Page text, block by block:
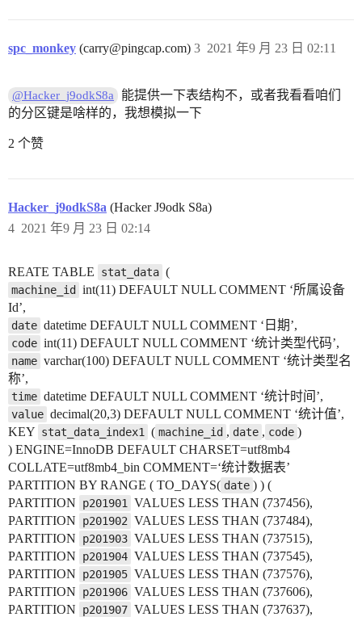
spc_monkey (carry@pingcap.com) 2021 年9 月 23 日 02:11
3
@Hacker_j9odkS8a
能提供一下表结构不，或者我看看咱们
的分区键是啥样的，我想模拟一下
2 个赞
Hacker_j9odkS8a (Hacker J9odk S8a)
2021 年9 月 23 日 02:14
4
REATE TABLE stat_data (
machine_id
int(11) DEFAULT NULL COMMENT ‘所属设备
Id’,
date datetime DEFAULT NULL COMMENT ‘日期’,
code int(11) DEFAULT NULL COMMENT ‘统计类型代码’,
name varchar(100) DEFAULT NULL COMMENT ‘统计类型名
称’,
time datetime DEFAULT NULL COMMENT ‘统计时间’,
value decimal(20,3) DEFAULT NULL COMMENT ‘统计值’,
KEY stat_data_index1 ( machine_id , date , code )
) ENGINE=InnoDB DEFAULT CHARSET=utf8mb4
COLLATE=utf8mb4_bin COMMENT=‘统计数据表’
PARTITION BY RANGE ( TO_DAYS( date ) ) (
PARTITION
p201901
VALUES LESS THAN (737456),
PARTITION
p201902 VALUES LESS THAN (737484),
PARTITION
p201903 VALUES LESS THAN (737515),
PARTITION
p201904 VALUES LESS THAN (737545),
PARTITION
p201905 VALUES LESS THAN (737576),
PARTITION
p201906 VALUES LESS THAN (737606),
PARTITION
p201907 VALUES LESS THAN (737637),